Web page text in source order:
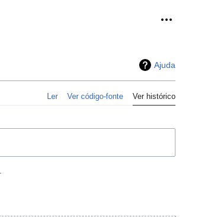
Ajuda
Ler Ver código-fonte Ver histórico